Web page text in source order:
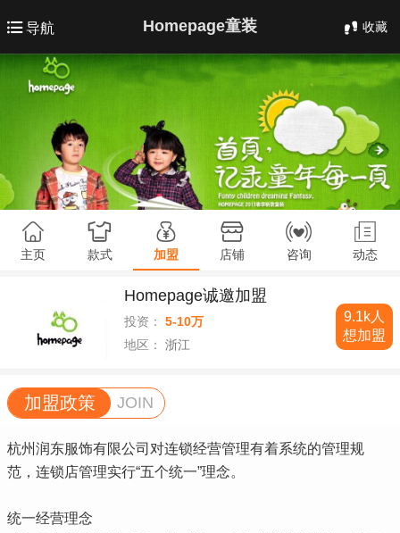
导航 Homepage童装 收藏
主页 款式 加盟 店铺 咨询 动态
Homepage诚邀加盟
投资：
5-10万
地区：
浙江
9.1k人
想加盟
加盟政策 JOIN
杭州润东服饰有限公司对连锁经营管理有着系统的管理规
范，连锁店管理实行“五个统一”理念。
统一经营理念